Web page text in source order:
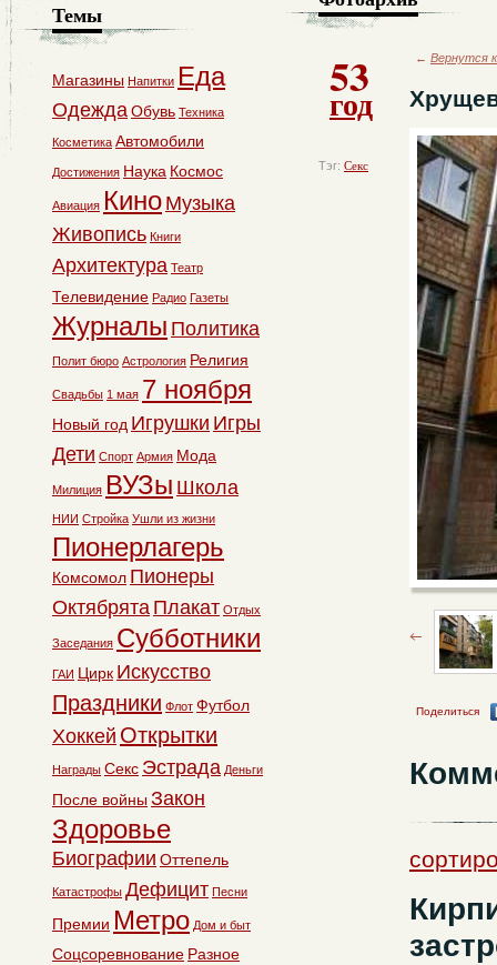
53
год
Тэг: Секс
← Вернутся
Поделиться
Темы
Магазины Напитки Еда
ОдеждаОбувь Техника
Косметика Автомобили
Достижения Наука Космос
Авиация Кино Музыка
Живопись Книги
Архитектура Театр
Телевидение Радио Газеты
Журналы Политика
Полит бюро Астрология Религия
Свадьбы 1 мая 7 ноября
Новый год Игрушки Игры
Дети Спорт Армия Мода
Милиция ВУЗы Школа
НИИ Стройка Ушли из жизни
Пионерлагерь
Комсомол Пионеры
Октябрята Плакат Отдых
Заседания Субботники
ГАИ Цирк Искусство
Праздники Флот Футбол
Хоккей Открытки
Награды Секс Эстрада Деньги
После войны Закон
Здоровье
Биографии Оттепель
Катастрофы Дефицит Песни
Премии Метро Дом и быт
Соцсоревнование Разное